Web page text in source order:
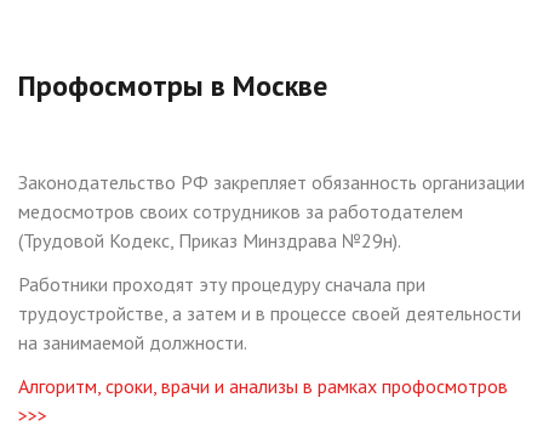
Профосмотры в Москве
Законодательство РФ закрепляет обязанность организации
медосмотров своих сотрудников за работодателем
(Трудовой Кодекс, Приказ Минздрава №29н).
Работники проходят эту процедуру сначала при
трудоустройстве, а затем и в процессе своей деятельности
на занимаемой должности.
Алгоритм, сроки, врачи и анализы в рамках профосмотров
>>>